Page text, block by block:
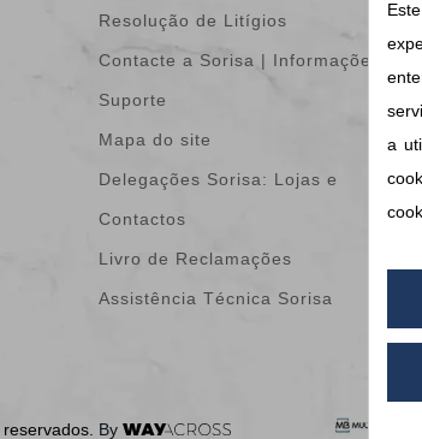
Resolução de Litígios
Contacte a Sorisa | Informações &
Suporte
Mapa do site
Delegações Sorisa: Lojas e
Contactos
Livro de Reclamações
Assistência Técnica Sorisa
By
a